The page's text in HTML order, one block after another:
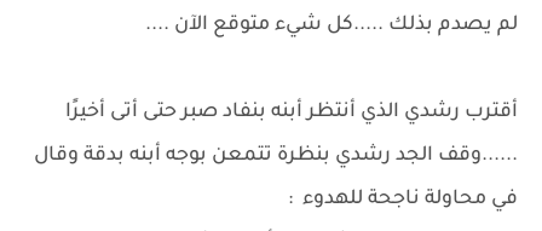
لم يصدم بذلك .....كل شيء متوقع الآن ....
أقترب رشدي الذي أنتظر أبنه بنفاد صبر حتى أتى أخيرًا
......وقف الجد رشدي بنظرة تتمعن بوجه أبنه بدقة وقال
في محاولة ناجحة للهدوء :